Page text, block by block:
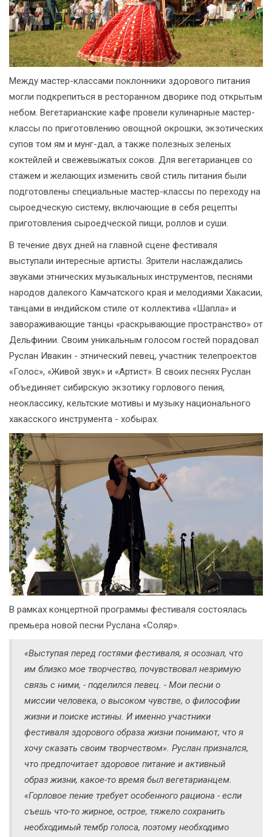
Между мастер-классами поклонники здорового питания
могли подкрепиться в ресторанном дворике под открытым
небом. Вегетарианские кафе провели кулинарные мастер-
классы по приготовлению овощной окрошки, экзотических
супов том ям и мунг-дал, а также полезных зеленых
коктейлей и свежевыжатых соков. Для вегетарианцев со
стажем и желающих изменить свой стиль питания были
подготовлены специальные мастер-классы по переходу на
сыроедческую систему, включающие в себя рецепты
приготовления сыроедческой пищи, роллов и суши.
В течение двух дней на главной сцене фестиваля
выступали интересные артисты. Зрители наслаждались
звуками этнических музыкальных инструментов, песнями
народов далекого Камчатского края и мелодиями Хакасии,
танцами в индийском стиле от коллектива «Шапла» и
завораживающие танцы «раскрывающие пространство» от
Дельфинии. Своим уникальным голосом гостей порадовал
Руслан Ивакин - этнический певец, участник телепроектов
«Голос», «Живой звук» и «Артист». В своих песнях Руслан
объединяет сибирскую экзотику горлового пения,
неоклассику, кельтские мотивы и музыку национального
хакасского инструмента - хобырах.
В рамках концертной программы фестиваля состоялась
премьера новой песни Руслана «Соляр».
«Выступая перед гостями фестиваля, я осознал, что
им близко мое творчество, почувствовал незримую
связь с ними, - поделился певец. - Мои песни о
миссии человека, о высоком чувстве, о философии
жизни и поиске истины. И именно участники
фестиваля здорового образа жизни понимают, что я
хочу сказать своим творчеством». Руслан признался,
что предпочитает здоровое питание и активный
образ жизни, какое-то время был вегетарианцем.
«Горловое пение требует особенного рациона - если
съешь что-то жирное, острое, тяжело сохранить
необходимый тембр голоса, поэтому необходимо